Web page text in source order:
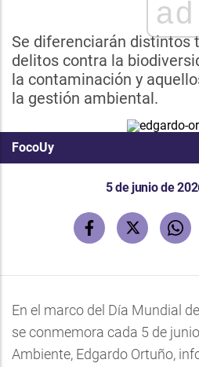
ad
Se diferenciarán distintos
delitos contra la
la contaminación y
la gestión ambiental.
FocoUy
5 de junio de
En el marco del Día Mundial
se conmemora cada 5 de
Ambiente, Edgardo Ortuño,